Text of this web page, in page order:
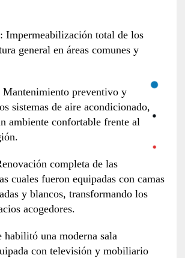
Impermeabilización total de los
general en áreas comunes y
preventivo y
sistemas de aire acondicionado,
ambiente confortable frente al
completa de las
cuales fueron equipadas con camas
y blancos, transformando los
acogedores.
habilitó una moderna sala
con televisión y mobiliario